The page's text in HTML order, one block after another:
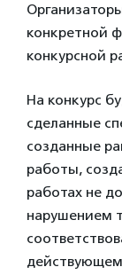
конкретной
конкурсной
На конкурс
сделанные
созданные
работы,
работах не
нарушением